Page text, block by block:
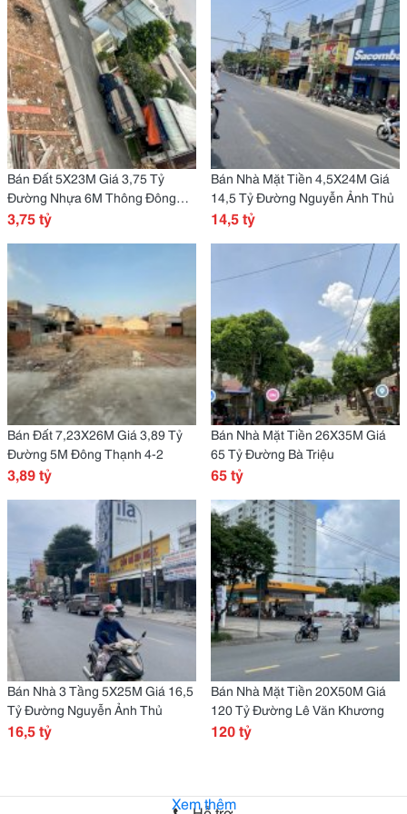
Bán Đất 5X23M Giá 3,75 Tỷ
Đường Nhựa 6M Thông Đông
Thạnh 7
3,75 tỷ
Bán Nhà Mặt Tiền 4,5X24M Giá
14,5 Tỷ Đường Nguyễn Ảnh Thủ
14,5 tỷ
Bán Đất 7,23X26M Giá 3,89 Tỷ
Đường 5M Đông Thạnh 4-2
3,89 tỷ
Bán Nhà Mặt Tiền 26X35M Giá
65 Tỷ Đường Bà Triệu
65 tỷ
Bán Nhà 3 Tầng 5X25M Giá 16,5
Tỷ Đường Nguyễn Ảnh Thủ
16,5 tỷ
Bán Nhà Mặt Tiền 20X50M Giá
120 Tỷ Đường Lê Văn Khương
120 tỷ
Xem thêm